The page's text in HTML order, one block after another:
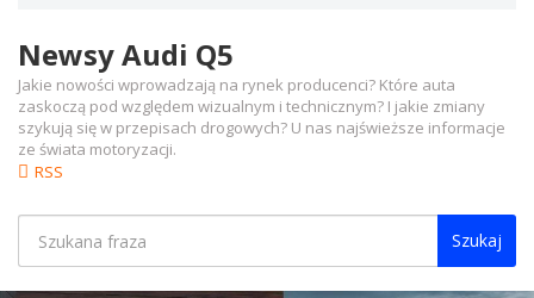
Newsy Audi Q5
RSS
Jakie nowości wprowadzają na rynek producenci? Które auta
zaskoczą pod względem wizualnym i technicznym? I jakie zmiany
szykują się w przepisach drogowych? U nas najświeższe informacje
ze świata motoryzacji.
Szukaj